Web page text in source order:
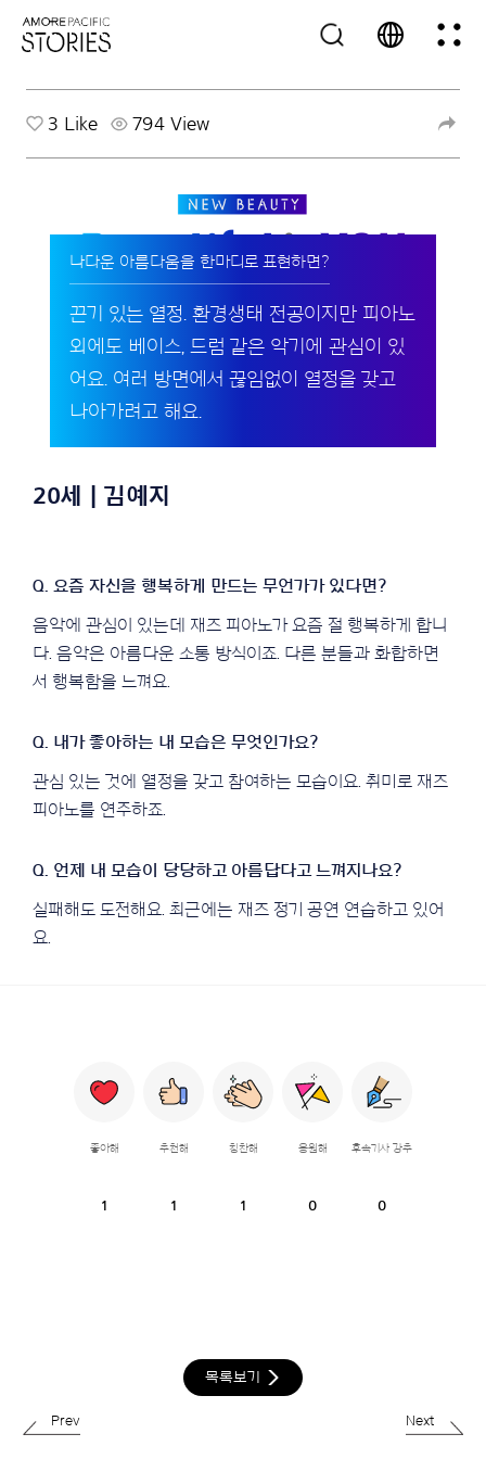
3 Like 794 View
나다운 아름다움을 한마디로 표현하면?
끈기 있는 열정. 환경생태 전공이지만 피아노
외에도 베이스, 드럼 같은 악기에 관심이 있
어요. 여러 방면에서 끊임없이 열정을 갖고
나아가려고 해요.
20세 | 김예지
음악에 관심이 있는데 재즈 피아노가 요즘 절 행복하게 합니
다. 음악은 아름다운 소통 방식이죠. 다른 분들과 화합하면
서 행복함을 느껴요.
관심 있는 것에 열정을 갖고 참여하는 모습이요. 취미로 재즈
피아노를 연주하죠.
실패해도 도전해요. 최근에는 재즈 정기 공연 연습하고 있어
요.
좋아해
1
추천해
1
칭찬해
1
응원해
0
후속기사 강추
0
목록보기
Prev Next